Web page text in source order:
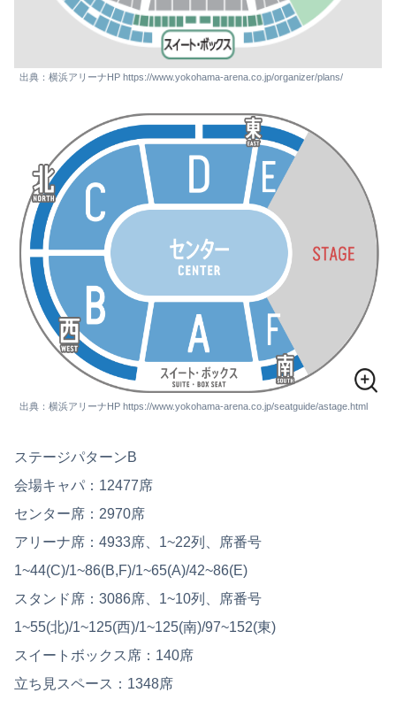
出典：横浜アリーナHP https://www.yokohama-arena.co.jp/organizer/plans/
出典：横浜アリーナHP https://www.yokohama-arena.co.jp/seatguide/astage.html
ステージパターンB
会場キャパ：12477席
センター席：2970席
アリーナ席：4933席、1~22列、席番号
1~44(C)/1~86(B,F)/1~65(A)/42~86(E)
スタンド席：3086席、1~10列、席番号
1~55(北)/1~125(西)/1~125(南)/97~152(東)
スイートボックス席：140席
立ち見スペース：1348席